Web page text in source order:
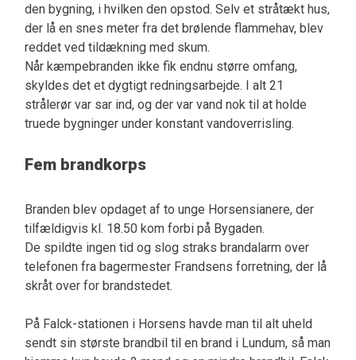
den bygning, i hvilken den opstod. Selv et stråtækt hus,
der lå en snes meter fra det brølende flammehav, blev
reddet ved tildækning med skum.
Når kæmpebranden ikke fik endnu større omfang,
skyldes det et dygtigt redningsarbejde. I alt 21
strålerør var sar ind, og der var vand nok til at holde
truede bygninger under konstant vandoverrisling.
Fem brandkorps
Branden blev opdaget af to unge Horsensianere, der
tilfældigvis kl. 18.50 kom forbi på Bygaden.
De spildte ingen tid og slog straks brandalarm over
telefonen fra bagermester Frandsens forretning, der lå
skråt over for brandstedet.
På Falck-stationen i Horsens havde man til alt uheld
sendt sin største brandbil til en brand i Lundum, så man